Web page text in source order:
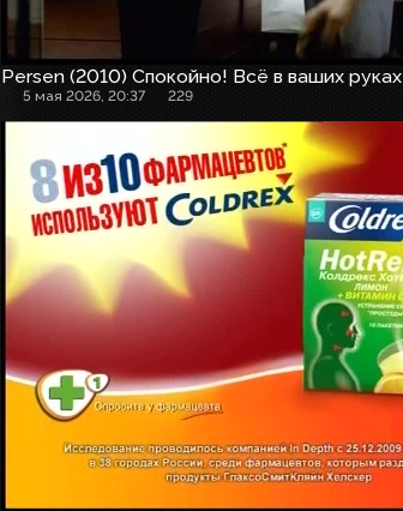
Persen (2010) Спокойно! Всё в ваших руках
5 мая 2026, 20:37 229